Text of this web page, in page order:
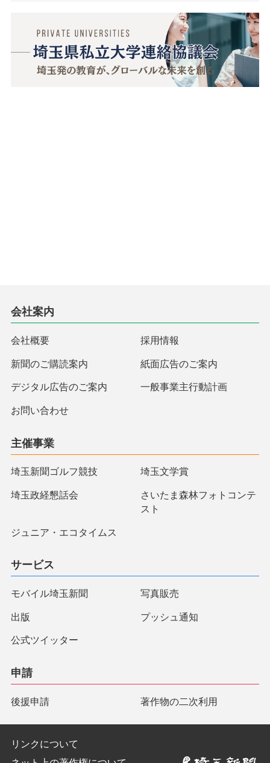
会社案内
会社概要 採用情報
新聞のご購読案内 紙面広告のご案内
デジタル広告のご案内 一般事業主行動計画
お問い合わせ
主催事業
埼玉新聞ゴルフ競技 埼玉文学賞
埼玉政経懇話会
さいたま森林フォトコンテ
スト
ジュニア・エコタイムス
サービス
モバイル埼玉新聞 写真販売
出版 プッシュ通知
公式ツイッター
申請
後援申請 著作物の二次利用
リンクについて